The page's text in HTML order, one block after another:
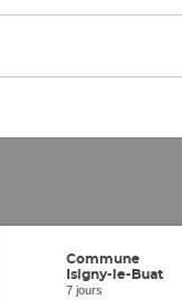
Commune
Isigny-le-Buat
7 jours